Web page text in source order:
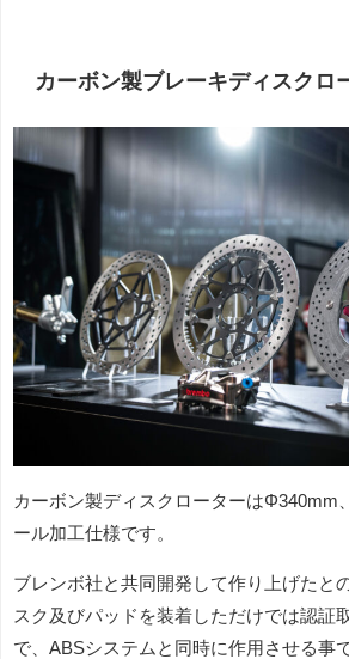
カーボン製ブレーキディスクロ
カーボン製ディスクローターはΦ340mm
ール加工仕様です。
ブレンボ社と共同開発して作り上げた
スク及びパッドを装着しただけでは認証
で、ABSシステムと同時に作用させる事